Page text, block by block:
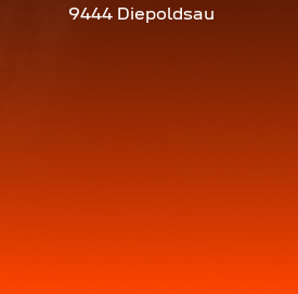
9444 Diepoldsau